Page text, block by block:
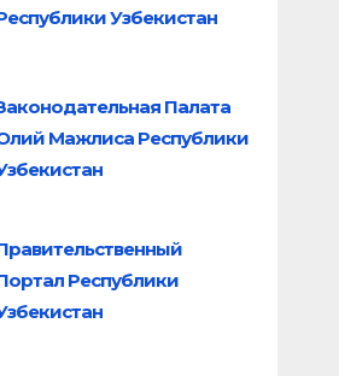
Узбекистан
Палата
Мажлиса Республики
Республики